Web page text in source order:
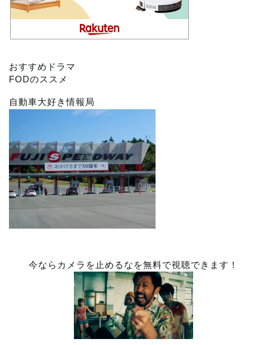
おすすめドラマ
FODのススメ
自動車大好き情報局
今ならカメラを止めるなを無料で視聴できます！